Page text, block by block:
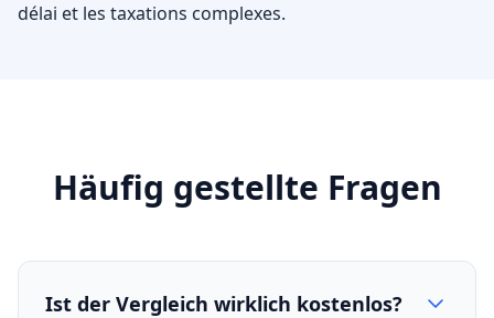
délai et les taxations complexes.
Häufig gestellte Fragen
Ist der Vergleich wirklich kostenlos?